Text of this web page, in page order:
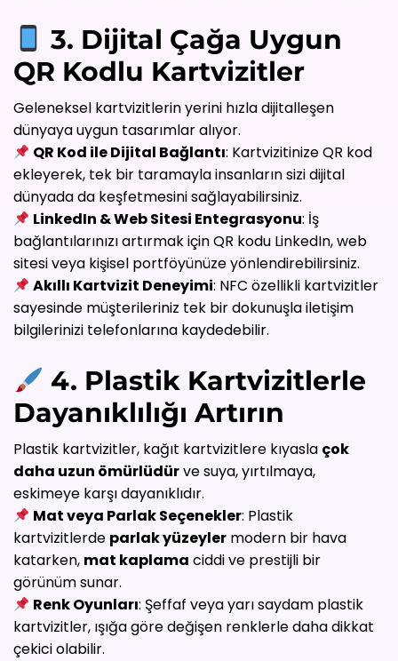
3. Dijital Çağa Uygun
QR Kodlu Kartvizitler
Geleneksel kartvizitlerin yerini hızla dijitalleşen
dünyaya uygun tasarımlar alıyor.
QR Kod ile Dijital Bağlantı: Kartvizitinize QR kod
ekleyerek, tek bir taramayla insanların sizi dijital
dünyada da keşfetmesini sağlayabilirsiniz.
LinkedIn & Web Sitesi Entegrasyonu: İş
bağlantılarınızı artırmak için QR kodu LinkedIn, web
sitesi veya kişisel portföyünüze yönlendirebilirsiniz.
Akıllı Kartvizit Deneyimi: NFC özellikli kartvizitler
sayesinde müşterileriniz tek bir dokunuşla iletişim
bilgilerinizi telefonlarına kaydedebilir.
4. Plastik Kartvizitlerle
Dayanıklılığı Artırın
Plastik kartvizitler, kağıt kartvizitlere kıyasla çok
daha uzun ömürlüdürve suya, yırtılmaya,
eskimeye karşı dayanıklıdır.
Mat veya Parlak Seçenekler: Plastik
kartvizitlerde parlak yüzeyler modern bir hava
katarken, mat kaplama ciddi ve prestijli bir
görünüm sunar.
Renk Oyunları: Şeffaf veya yarı saydam plastik
kartvizitler, ışığa göre değişen renklerle daha dikkat
çekici olabilir.